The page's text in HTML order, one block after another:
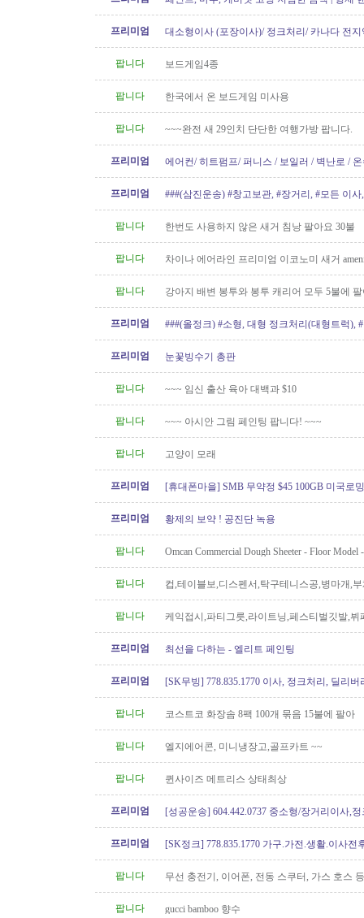
프리미엄
대소형이사 (포장이사)/ 정크처리/ 카나다 전
팝니다
보드게임4종
팝니다 한국에서 온 보드게임 미사용
팝니다 ~~~완전 새 29인치 단단한 여행가방 팝니다.
프리미엄
에어컨/ 히트펌프/ 퍼니스 / 보일러 / 벽난로 /
프리미엄
###(삼진운송) #창고보관, #장거리, #모든 이사
팝니다 한번도 사용하지 않은 새거 침낭 팔아요 30불
팝니다 차이나 에어라인 프리미엄 이코노미 새거
팝니다 강아지 배변 봉투와 봉투 캐리어 모두 5불에
프리미엄
###(올정크) #소형, 대형 정크처리(대형트럭),
프리미엄
눈꽃빙수기 총판
팝니다 ~~~ 임신 출산 육아 대백과 $10
팝니다 ~~~ 아시안 그림 페인팅 팝니다! ~~~
팝니다 고양이 모래
프리미엄
[휴대폰마을] SMB 무약정 $45 100GB 미국로
프리미엄
황제의 보약 ! 공진단 녹용
팝니다 Omcan Commercial Dough Sheeter - Floor Model
팝니다
컵,테이블보,디스펜서,탁구테니스공,병마개,
팝니다
케익접시,파티그릇,라이트닝,페스티벌깃발,뷔
프리미엄
최선을 다하는 - 엘리트 페인팅
프리미엄 [SK무빙] 778.835.1770 이사, 정크처리, 딜리버
팝니다 코스트코 화장솜 8팩 100개 묶음 15불에 팔아
팝니다 엘지에어콘, 미니냉장고,골프카트 ~~
팝니다 퀸사이즈 메트리스 상태최상
프리미엄
[성공운송] 604.442.0737 중소형/장거리이사,
프리미엄
[SK정크] 778.835.1770 가구.가전.생활.이사전
팝니다 무선 충전기, 이어폰, 전동 스쿠터, 가스 호스 등
팝니다 gucci bamboo 향수